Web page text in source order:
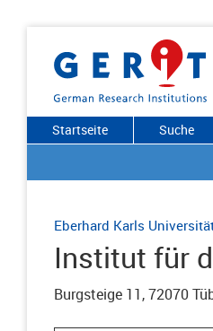
Startseite Suche
Eberhard Karls
Institut für
Burgsteige 11, 72070